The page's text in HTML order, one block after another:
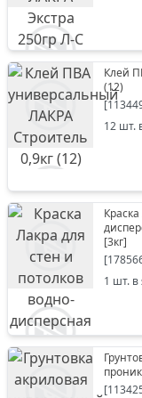
Клей
(12)
[
12 шт.
[3кг]
[
1 шт.
[